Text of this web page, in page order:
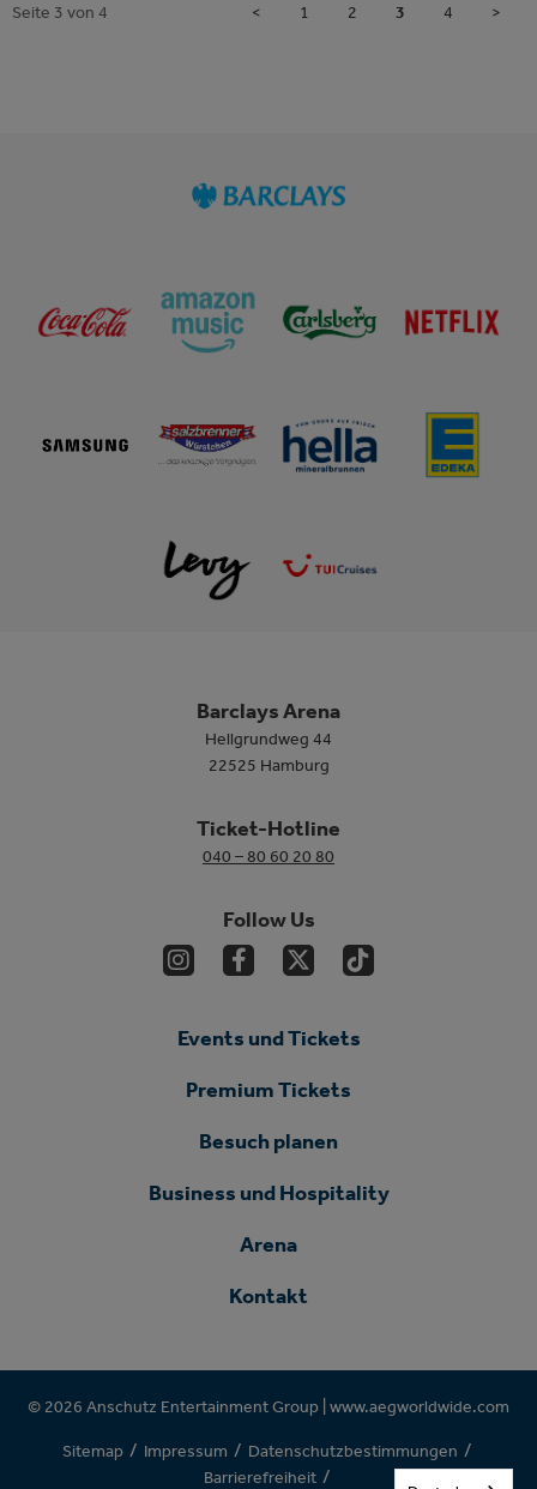
Seite 3 von 4 < 1 2 3 4 >
Barclays Arena
Hellgrundweg 44
22525 Hamburg
Ticket-Hotline
040 – 80 60 20 80
Follow Us
Events und Tickets
Premium Tickets
Besuch planen
Business und Hospitality
Arena
Kontakt
© 2026 Anschutz Entertainment Group | www.aegworldwide.com
Sitemap / Impressum / Datenschutzbestimmungen /
Barrierefreiheit /